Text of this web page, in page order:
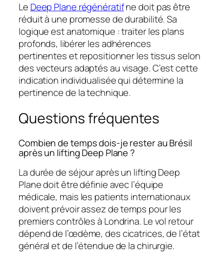
Le Deep Plane régénératifne doit pas être
réduit à une promesse de durabilité. Sa
logique est anatomique : traiter les plans
profonds, libérer les adhérences
pertinentes et repositionner les tissus selon
des vecteurs adaptés au visage. C’est cette
indication individualisée qui détermine la
pertinence de la technique.
Questions fréquentes
Combien de temps dois-je rester au Brésil
après un lifting Deep Plane ?
La durée de séjour après un lifting Deep
Plane doit être définie avec l’équipe
médicale, mais les patients internationaux
doivent prévoir assez de temps pour les
premiers contrôles à Londrina. Le vol retour
dépend de l’œdème, des cicatrices, de l’état
général et de l’étendue de la chirurgie.